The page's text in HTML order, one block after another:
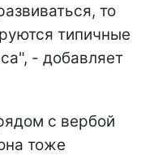
то
типичные
- добавляет
с вербой
тоже